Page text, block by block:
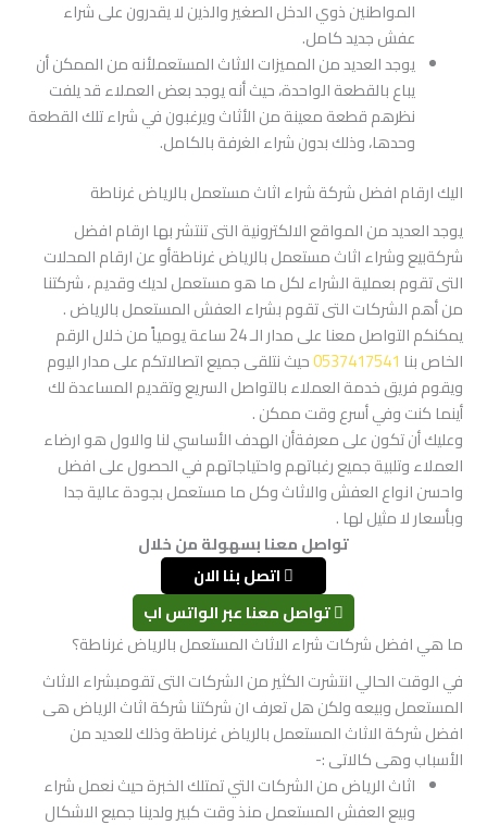
المواطنين ذوي الدخل الصغير والذين لا يقدرون على شراء
عفش جديد كامل.
يوجد العديد من المميزات الاثاث المستعملأنه من الممكن أن
يباع بالقطعة الواحدة، حيث أنه يوجد بعض العملاء قد يلفت
نظرهم قطعة معينة من الأثاث ويرغبون في شراء تلك القطعة
وحدها، وذلك بدون شراء الغرفة بالكامل.
اليك ارقام افضل شركة شراء اثاث مستعمل بالرياض غرناطة
يوجد العديد من المواقع الالكترونية التى تنتشر بها ارقام افضل
شركةبيع وشراء اثاث مستعمل بالرياض غرناطةأو عن ارقام المحلات
التى تقوم بعملية الشراء لكل ما هو مستعمل لديك وقديم ، شركتنا
من أهم الشركات التى تقوم بشراء العفش المستعمل بالرياض .
يمكنكم التواصل معنا على مدار الـ 24 ساعة يومياً من خلال الرقم
الخاص بنا 0537417541حيث نتلقى جميع اتصالاتكم على مدار اليوم
ويقوم فريق خدمة العملاء بالتواصل السريع وتقديم المساعدة لك
أينما كنت وفي أسرع وقت ممكن .
وعليك أن تكون على معرفةأن الهدف الأساسي لنا والاول هو ارضاء
العملاء وتلبية جميع رغباتهم واحتياجاتهم في الحصول على افضل
واحسن انواع العفش والاثاث وكل ما مستعمل بجودة عالية جدا
وبأسعار لا مثيل لها .
تواصل معنا بسهولة من خلال
اتصل بنا الان
تواصل معنا عبر الواتس اب
ما هي افضل شركات شراء الاثاث المستعمل بالرياض غرناطة؟
في الوقت الحالي انتشرت الكثير من الشركات التى تقومبشراء الاثاث
المستعمل وبيعه ولكن هل تعرف ان شركتنا شركة اثاث الرياض هى
افضل شركة الاثاث المستعمل بالرياض غرناطة وذلك للعديد من
الأسباب وهى كالاتى :-
اثاث الرياض من الشركات التي تمتلك الخبرة حيث نعمل شراء
وبيع العفش المستعمل منذ وقت كبير ولدينا جميع الاشكال